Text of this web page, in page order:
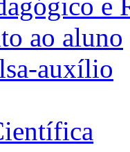
ao aluno
auxílio